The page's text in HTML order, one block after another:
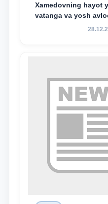
Xamedovning hayot
vatanga va yosh
sodiqlikning oliy